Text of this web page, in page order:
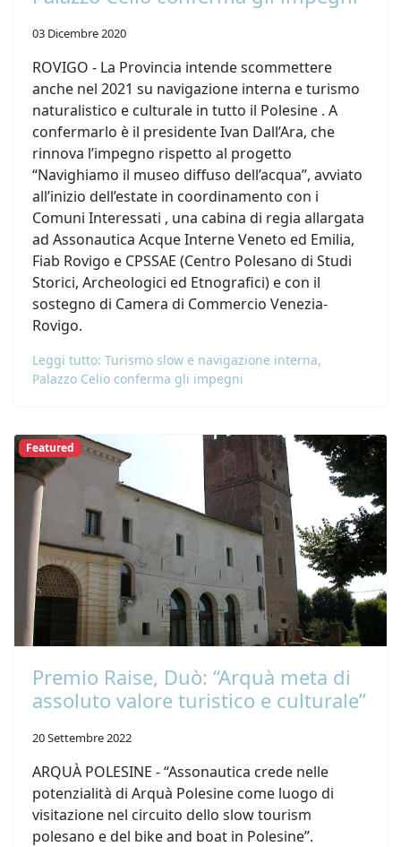
03 Dicembre 2020
ROVIGO - La Provincia intende scommettere
anche nel 2021 su navigazione interna e turismo
naturalistico e culturale in tutto il Polesine . A
confermarlo è il presidente Ivan Dall’Ara, che
rinnova l’impegno rispetto al progetto
“Navighiamo il museo diffuso dell’acqua”, avviato
all’inizio dell’estate in coordinamento con i
Comuni Interessati , una cabina di regia allargata
ad Assonautica Acque Interne Veneto ed Emilia,
Fiab Rovigo e CPSSAE (Centro Polesano di Studi
Storici, Archeologici ed Etnografici) e con il
sostegno di Camera di Commercio Venezia-
Rovigo.
Leggi tutto: Turismo slow e navigazione interna,
Palazzo Celio conferma gli impegni
Featured
Premio Raise, Duò: “Arquà meta di
assoluto valore turistico e culturale”
20 Settembre 2022
ARQUÀ POLESINE - “Assonautica crede nelle
potenzialità di Arquà Polesine come luogo di
visitazione nel circuito dello slow tourism
polesano e del bike and boat in Polesine”.